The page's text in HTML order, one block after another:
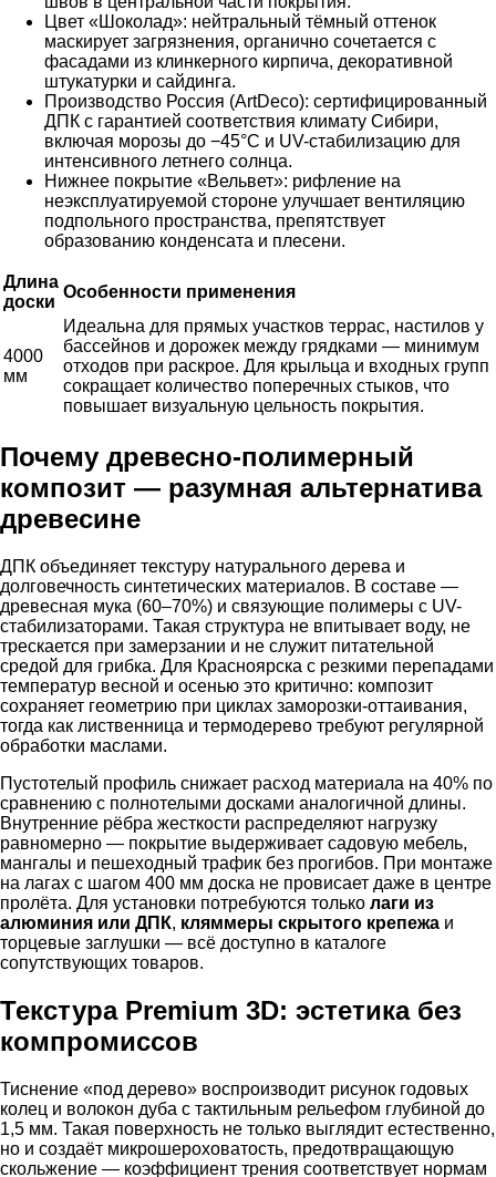
Цвет «Шоколад»: нейтральный тёмный оттенок
маскирует загрязнения, органично сочетается с
фасадами из клинкерного кирпича, декоративной
штукатурки и сайдинга.
Производство Россия (ArtDeco): сертифицированный
ДПК с гарантией соответствия климату Сибири,
включая морозы до −45°C и UV-стабилизацию для
интенсивного летнего солнца.
Нижнее покрытие «Вельвет»: рифление на
неэксплуатируемой стороне улучшает вентиляцию
подпольного пространства, препятствует
образованию конденсата и плесени.
Длина
доски
Особенности применения
4000
мм
Идеальна для прямых участков террас, настилов у
бассейнов и дорожек между грядками — минимум
отходов при раскрое. Для крыльца и входных групп
сокращает количество поперечных стыков, что
повышает визуальную цельность покрытия.
Почему древесно-полимерный
композит — разумная альтернатива
древесине
ДПК объединяет текстуру натурального дерева и
долговечность синтетических материалов. В составе —
древесная мука (60–70%) и связующие полимеры с UV-
стабилизаторами. Такая структура не впитывает воду, не
трескается при замерзании и не служит питательной
средой для грибка. Для Красноярска с резкими перепадами
температур весной и осенью это критично: композит
сохраняет геометрию при циклах заморозки-оттаивания,
тогда как лиственница и термодерево требуют регулярной
обработки маслами.
Пустотелый профиль снижает расход материала на 40% по
сравнению с полнотелыми досками аналогичной длины.
Внутренние рёбра жесткости распределяют нагрузку
равномерно — покрытие выдерживает садовую мебель,
мангалы и пешеходный трафик без прогибов. При монтаже
на лагах с шагом 400 мм доска не провисает даже в центре
пролёта. Для установки потребуются только лаги из
алюминия или ДПК, кляммеры скрытого крепежа и
торцевые заглушки — всё доступно в каталоге
сопутствующих товаров.
Текстура Premium 3D: эстетика без
компромиссов
Тиснение «под дерево» воспроизводит рисунок годовых
колец и волокон дуба с тактильным рельефом глубиной до
1,5 мм. Такая поверхность не только выглядит естественно,
но и создаёт микрошероховатость, предотвращающую
скольжение — коэффициент трения соответствует нормам